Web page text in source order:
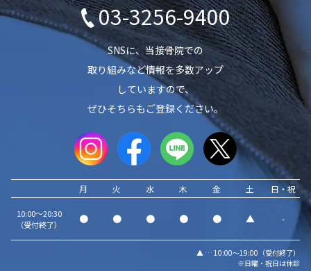
03-3256-9400
SNSに、当接骨院での
取り組みなど情報を多数アップ
していますので、
ぜひそちらもご登録ください。
月 火 水 木 金 土 日・祝
10:00～20:30
（受付終了）
● ● ● ● ● ▲ -
▲ … 10:00～19:00（受付終了）
※日曜・祝日は休診